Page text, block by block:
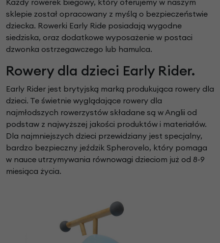
sklepie został opracowany z myślą o bezpieczeństwie
dziecka. Rowerki Early Ride posiadają wygodne
siedziska, oraz dodatkowe wyposażenie w postaci
dzwonka ostrzegawczego lub hamulca.
Rowery dla dzieci Early Rider.
Early Rider jest brytyjską marką produkująca rowery dla
dzieci. Te świetnie wyglądające rowery dla
najmłodszych rowerzystów składane są w Anglii od
podstaw z najwyższej jakości produktów i materiałów.
Dla najmniejszych dzieci przewidziany jest specjalny,
bardzo bezpieczny jeździk Spherovelo, który pomaga
w nauce utrzymywania równowagi dzieciom już od 8-9
miesiąca życia.